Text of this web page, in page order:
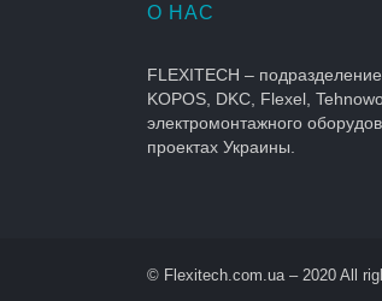
О НАС
FLEXITECH –
KOPOS, DKC, Flexel,
электромонтажного
проектах Украины.
© Flexitech.com.ua – 2020 All